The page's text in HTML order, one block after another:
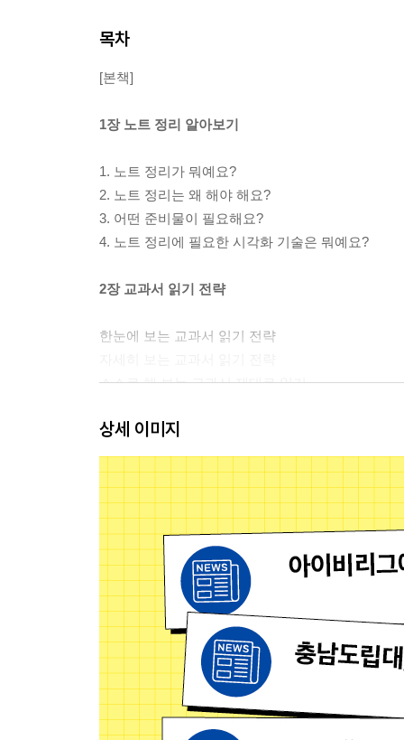
목차
[본책]
1장 노트 정리 알아보기
1. 노트 정리가 뭐예요?
2. 노트 정리는 왜 해야 해요?
3. 어떤 준비물이 필요해요?
4. 노트 정리에 필요한 시각화 기술은 뭐예요?
2장 교과서 읽기 전략
한눈에 보는 교과서 읽기 전략
스스로 해 보는 교과서 제대로 읽기
3장 하루 배움 노트
1. 하루 배움 노트가 뭐예요?
2. 하루 배움 노트는 어떻게 써요?
3. 스스로 써 보는 하루 배움 노트
4장 날단배궁 노트
1. 날단배궁 노트가 뭐예요?
2. 날단배궁 노트는 어떻게 써요?
3. 스스로 써 보는 날단배궁 노트
5장 코넬 노트
상세 이미지